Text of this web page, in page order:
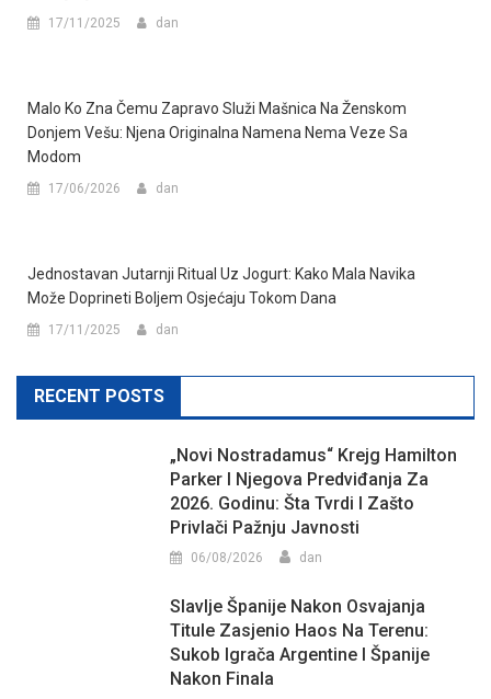
17/11/2025 dan
Malo Ko Zna Čemu Zapravo Služi Mašnica Na Ženskom
Donjem Vešu: Njena Originalna Namena Nema Veze Sa
Modom
17/06/2026 dan
Jednostavan Jutarnji Ritual Uz Jogurt: Kako Mala Navika
Može Doprineti Boljem Osjećaju Tokom Dana
17/11/2025 dan
RECENT POSTS
„Novi Nostradamus“ Krejg Hamilton
Parker I Njegova Predviđanja Za
2026. Godinu: Šta Tvrdi I Zašto
Privlači Pažnju Javnosti
06/08/2026 dan
Slavlje Španije Nakon Osvajanja
Titule Zasjenio Haos Na Terenu:
Sukob Igrača Argentine I Španije
Nakon Finala